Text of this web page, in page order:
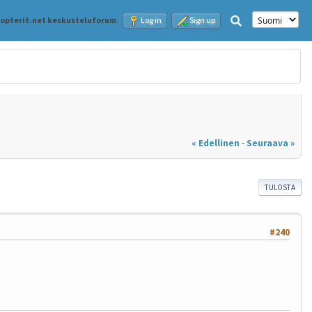
keskusteluforum. Log in Sign up
« Edellinen - Seuraava »
TULOSTA
#240